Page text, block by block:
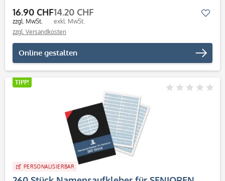
16.90 CHF
zzgl. MwSt.
14.20 CHF
exkl. MwSt.
zzgl. Versandkosten
Online gestalten
TIPP!
PERSONALISIERBAR